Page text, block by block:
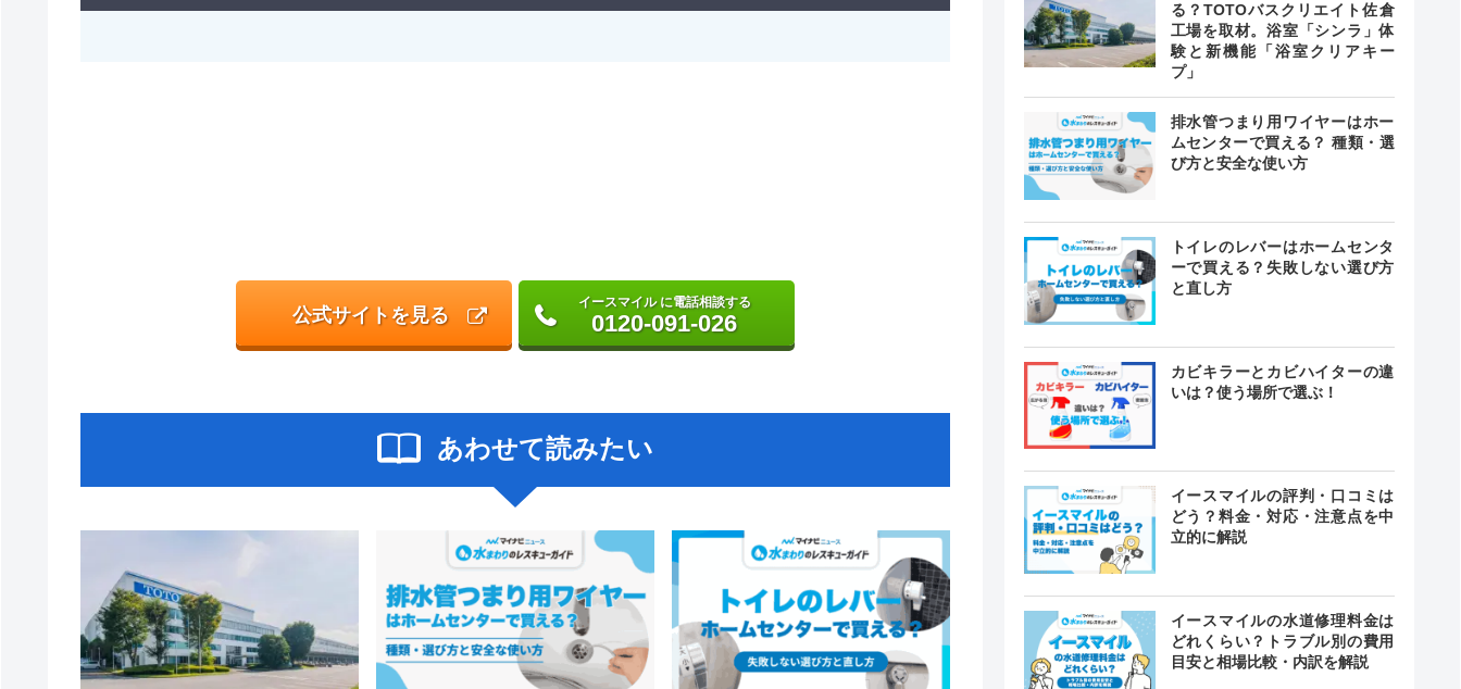
公式サイトを見る
イースマイル に電話相談する
0120-091-026
あわせて読みたい
る？TOTOバスクリエイト佐倉
工場を取材。浴室「シンラ」体
験と新機能「浴室クリアキー
プ」
排水管つまり用ワイヤーはホー
ムセンターで買える？ 種類・選
び方と安全な使い方
トイレのレバーはホームセンタ
ーで買える？失敗しない選び方
と直し方
カビキラーとカビハイターの違
いは？使う場所で選ぶ！
イースマイルの評判・口コミは
どう？料金・対応・注意点を中
立的に解説
イースマイルの水道修理料金は
どれくらい？トラブル別の費用
目安と相場比較・内訳を解説